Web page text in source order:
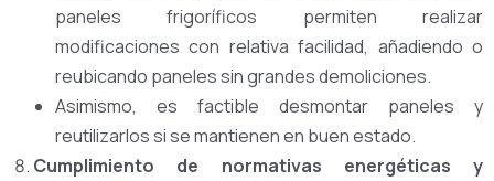
paneles frigoríficos permiten realizar
modificaciones con relativa facilidad, añadiendo o
reubicando paneles sin grandes demoliciones.
Asimismo, es factible desmontar paneles y
reutilizarlos si se mantienen en buen estado.
Cumplimiento de normativas energéticas y